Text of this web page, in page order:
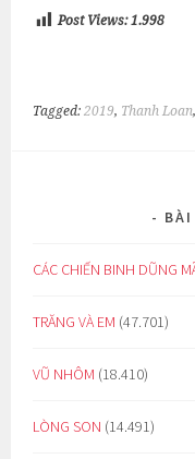
Post Views: 1.998
Tagged:2019, Thanh Loan,
CÁC CHIẾN BINH DŨNG
TRĂNG VÀ EM (47.701)
VŨ NHÔM (18.410)
LÒNG SON (14.491)